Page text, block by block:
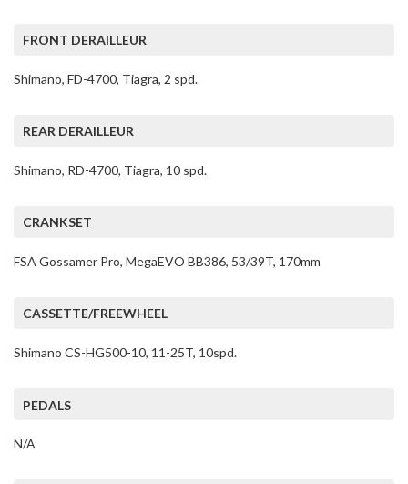
FRONT DERAILLEUR
Shimano, FD-4700, Tiagra, 2 spd.
REAR DERAILLEUR
Shimano, RD-4700, Tiagra, 10 spd.
CRANKSET
FSA Gossamer Pro, MegaEVO BB386, 53/39T, 170mm
CASSETTE/FREEWHEEL
Shimano CS-HG500-10, 11-25T, 10spd.
PEDALS
N/A